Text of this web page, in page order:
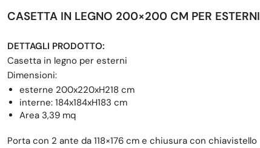
CASETTA IN LEGNO 200×200 CM PER ESTERNI
DETTAGLI PRODOTTO:
Casetta in legno per esterni
Dimensioni:
esterne 200x220xH218 cm
interne: 184x184xH183 cm
Area 3,39 mq
Porta con 2 ante da 118×176 cm e chiusura con chiavistello